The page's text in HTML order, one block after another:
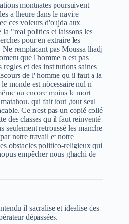
montnates poursuivent
a lheure dans le navire
ces voleurs d'oujda aux
la "real politics et laissons les
pour en extraire les
Ne remplacant pas Moussa lhadj
que l homme n est pas
regles et des institutions saines
de l' homme qu il faut a la
monde est nöcessaire nul n'
ou encore moins le mort
qui fait tout ,tout seul
Ce n'est pas un copié collé
des classes qu il faut reinventé
seulement retroussé les manche
notre travail et notre
obstacles politico-religieux qui
empêcher nous ghachi de
il sacralise et idealise des
dépassées.